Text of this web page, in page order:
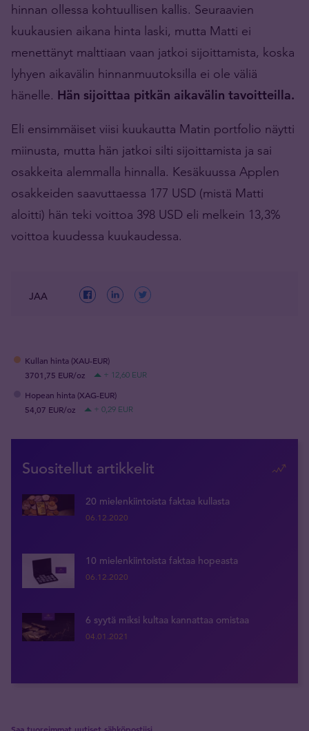
hinnan ollessa kohtuullisen kallis. Seuraavien
kuukausien aikana hinta laski, mutta Matti ei
menettänyt malttiaan vaan jatkoi sijoittamista, koska
lyhyen aikavälin hinnanmuutoksilla ei ole väliä
hänelle. Hän sijoittaa pitkän aikavälin tavoitteilla.
Eli ensimmäiset viisi kuukautta Matin portfolio näytti
miinusta, mutta hän jatkoi silti sijoittamista ja sai
osakkeita alemmalla hinnalla. Kesäkuussa Applen
osakkeiden saavuttaessa 177 USD (mistä Matti
aloitti) hän teki voittoa 398 USD eli melkein 13,3%
voittoa kuudessa kuukaudessa.
JAA
Kullan hinta (XAU-EUR)
3701,75 EUR/oz
+ 12,60 EUR
Hopean hinta (XAG-EUR)
54,07 EUR/oz
+ 0,29 EUR
Suositellut artikkelit
20 mielenkiintoista faktaa kullasta
06.12.2020
10 mielenkiintoista faktaa hopeasta
06.12.2020
6 syytä miksi kultaa kannattaa omistaa
04.01.2021
Saa tuoreimmat uutiset sähköpostiisi